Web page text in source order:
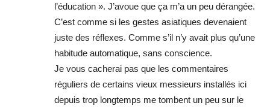
l’éducation ». J’avoue que ça m’a un peu dérangée.
C’est comme si les gestes asiatiques devenaient
juste des réflexes. Comme s’il n’y avait plus qu’une
habitude automatique, sans conscience.
Je vous cacherai pas que les commentaires
réguliers de certains vieux messieurs installés ici
depuis trop longtemps me tombent un peu sur le